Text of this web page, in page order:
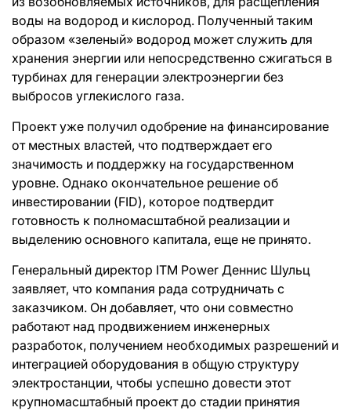
воды на водород и кислород. Полученный таким
образом «зеленый» водород может служить для
хранения энергии или непосредственно сжигаться в
турбинах для генерации электроэнергии без
выбросов углекислого газа.
Проект уже получил одобрение на финансирование
от местных властей, что подтверждает его
значимость и поддержку на государственном
уровне. Однако окончательное решение об
инвестировании (FID), которое подтвердит
готовность к полномасштабной реализации и
выделению основного капитала, еще не принято.
Генеральный директор ITM Power Деннис Шульц
заявляет, что компания рада сотрудничать с
заказчиком. Он добавляет, что они совместно
работают над продвижением инженерных
разработок, получением необходимых разрешений и
интеграцией оборудования в общую структуру
электростанции, чтобы успешно довести этот
крупномасштабный проект до стадии принятия